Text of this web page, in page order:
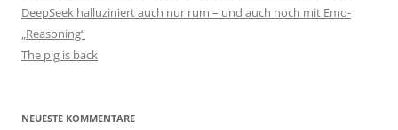
DeepSeek halluziniert auch nur rum – und auch noch mit Emo-
„Reasoning“
The pig is back
NEUESTE KOMMENTARE